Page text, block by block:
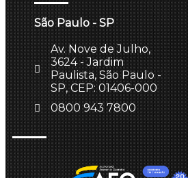
São Paulo - SP
Av. Nove de Julho,
3624 - Jardim
Paulista, São Paulo -
SP, CEP: 01406-000
0800 943 7800